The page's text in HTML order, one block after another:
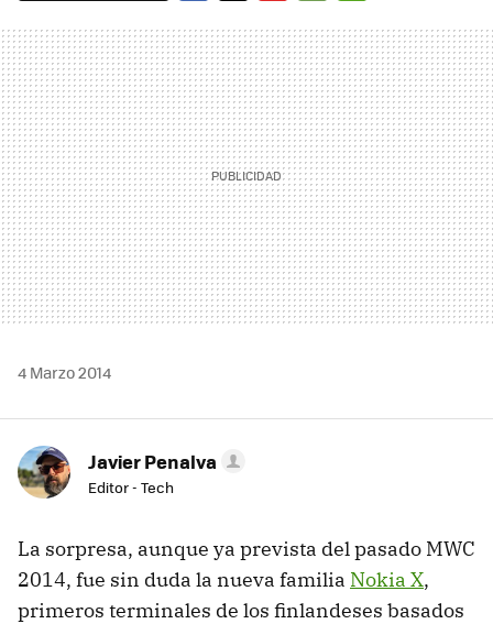
MAIL
4 Marzo 2014
Javier Penalva
Editor - Tech
La sorpresa, aunque ya prevista del pasado MWC
2014, fue sin duda la nueva familia Nokia X,
primeros terminales de los finlandeses basados